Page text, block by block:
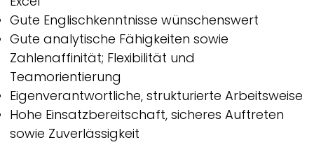
Gute Englischkenntnisse wünschenswert
Gute analytische Fähigkeiten sowie
Zahlenaffinität; Flexibilität und
Teamorientierung
Eigenverantwortliche, strukturierte Arbeitsweise
Hohe Einsatzbereitschaft, sicheres Auftreten
sowie Zuverlässigkeit